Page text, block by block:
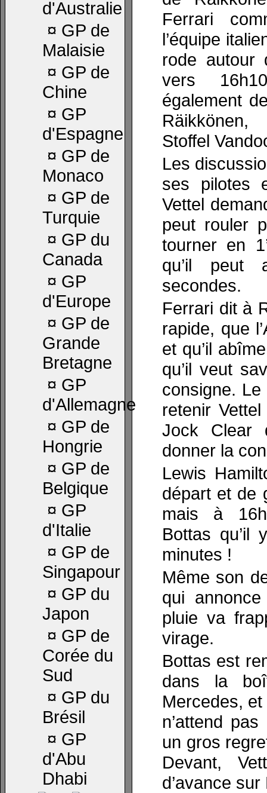
d'Australie
¤ GP de
Malaisie
¤ GP de
Chine
¤ GP
d'Espagne
¤ GP de
Monaco
¤ GP de
Turquie
¤ GP du
Canada
¤ GP
d'Europe
¤ GP de
Grande
Bretagne
¤ GP
d'Allemagne
¤ GP de
Hongrie
¤ GP de
Belgique
¤ GP
d'Italie
¤ GP de
Singapour
¤ GP du
Japon
¤ GP de
Corée du
Sud
¤ GP du
Brésil
¤ GP
d'Abu
Dhabi
Ferrari
l’équipe
rode autour
vers
également
Stoffel
Les
ses pilotes
Vettel
peut rouler
tourner en
qu’il peut
secondes.
Ferrari dit à
rapide, que
et qu’il
qu’il veut
consigne.
retenir
Jock Clear
donner la
Lewis
départ et de
mais à
Bottas qu’il
minutes !
Même son
qui
pluie va
virage.
Bottas est
dans la
Mercedes,
n’attend
un gros
Devant,
d’avance